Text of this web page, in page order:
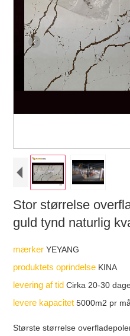
Stor størrelse
guld tynd naturlig
mærkerYEYANG
produktets oprindelse KINA
levering af tidCirka 20-30
levere kapacitet5000m2 pr
Største størrelse